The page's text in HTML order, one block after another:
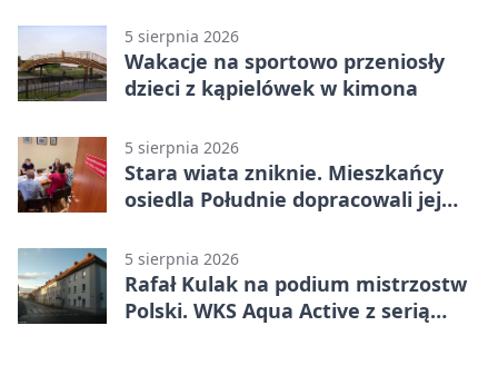
5 sierpnia 2026
Wakacje na sportowo przeniosły
dzieci z kąpielówek w kimona
5 sierpnia 2026
Stara wiata zniknie. Mieszkańcy
osiedla Południe dopracowali jej
5 sierpnia 2026
Rafał Kulak na podium mistrzostw
Polski. WKS Aqua Active z serią